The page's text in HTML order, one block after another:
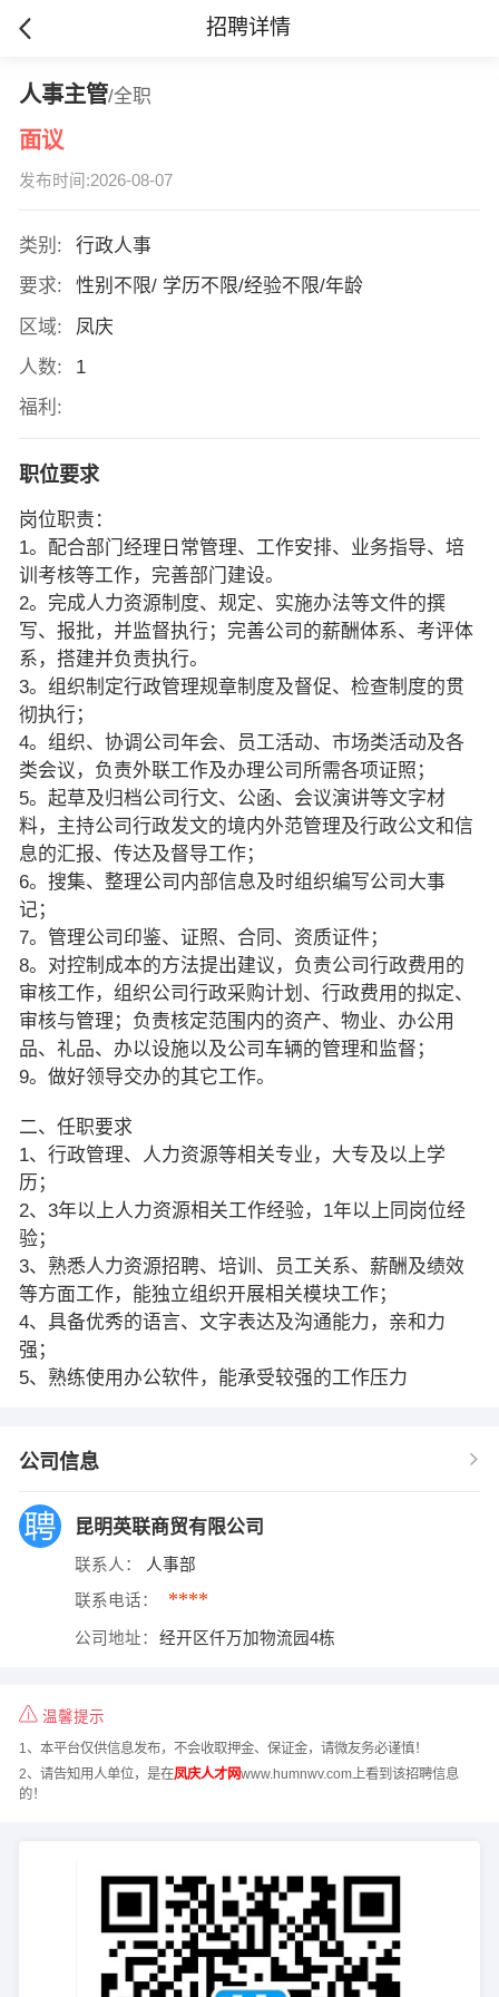
招聘详情
人事主管/全职
面议
发布时间:2026-08-07
类别:
行政人事
要求:
性别不限/ 学历不限/经验不限/年龄
区域:
凤庆
人数:
1
福利:
职位要求
岗位职责：
1。配合部门经理日常管理、工作安排、业务指导、培
训考核等工作，完善部门建设。
2。完成人力资源制度、规定、实施办法等文件的撰
写、报批，并监督执行；完善公司的薪酬体系、考评体
系，搭建并负责执行。
3。组织制定行政管理规章制度及督促、检查制度的贯
彻执行；
4。组织、协调公司年会、员工活动、市场类活动及各
类会议，负责外联工作及办理公司所需各项证照；
5。起草及归档公司行文、公函、会议演讲等文字材
料，主持公司行政发文的境内外范管理及行政公文和信
息的汇报、传达及督导工作；
6。搜集、整理公司内部信息及时组织编写公司大事
记；
7。管理公司印鉴、证照、合同、资质证件；
8。对控制成本的方法提出建议，负责公司行政费用的
审核工作，组织公司行政采购计划、行政费用的拟定、
审核与管理；负责核定范围内的资产、物业、办公用
品、礼品、办以设施以及公司车辆的管理和监督；
9。做好领导交办的其它工作。
二、任职要求
1、行政管理、人力资源等相关专业，大专及以上学
历；
2、3年以上人力资源相关工作经验，1年以上同岗位经
验；
3、熟悉人力资源招聘、培训、员工关系、薪酬及绩效
等方面工作，能独立组织开展相关模块工作；
4、具备优秀的语言、文字表达及沟通能力，亲和力
强；
5、熟练使用办公软件，能承受较强的工作压力
公司信息
昆明英联商贸有限公司
联系人： 人事部
联系电话： ****
公司地址： 经开区仟万加物流园4栋
温馨提示
1、本平台仅供信息发布，不会收取押金、保证金，请微友务必谨慎！
2、请告知用人单位，是在凤庆人才网www.humnwv.com上看到该招聘信息
的！